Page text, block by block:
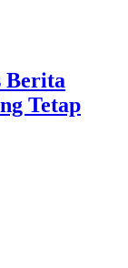
Berita
Tetap